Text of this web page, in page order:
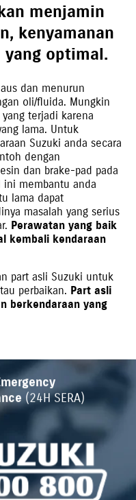
menjamin
kenyamanan
yang optimal.
dan menurun
oli/fluida. Mungkin
terjadi karena
lama. Untuk
Suzuki anda secara
dengan
dan brake-pad pada
membantu anda
lama dapat
masalah yang serius
Perawatan yang baik
kembali kendaraan
part asli Suzuki untuk
perbaikan. Part asli
berkendaraan yang
(24H SERA)